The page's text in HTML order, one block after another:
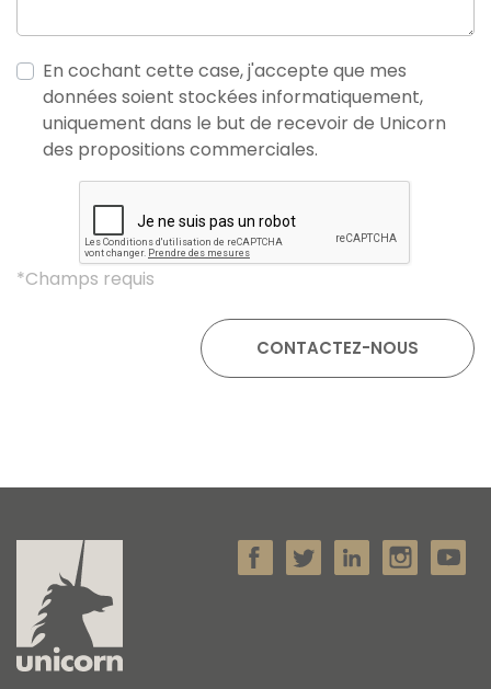
En cochant cette case, j'accepte que mes
données soient stockées informatiquement,
uniquement dans le but de recevoir de Unicorn
des propositions commerciales.
*Champs requis